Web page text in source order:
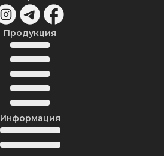
Продукция
Информация